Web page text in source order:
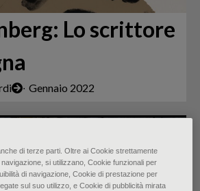
Lo scrittore
∙ Gennaio 2022
di terze parti. Oltre ai Cookie strettamente
si utilizzano, Cookie funzionali per
di navigazione, Cookie di prestazione per
sul suo utilizzo, e Cookie di pubblicità mirata